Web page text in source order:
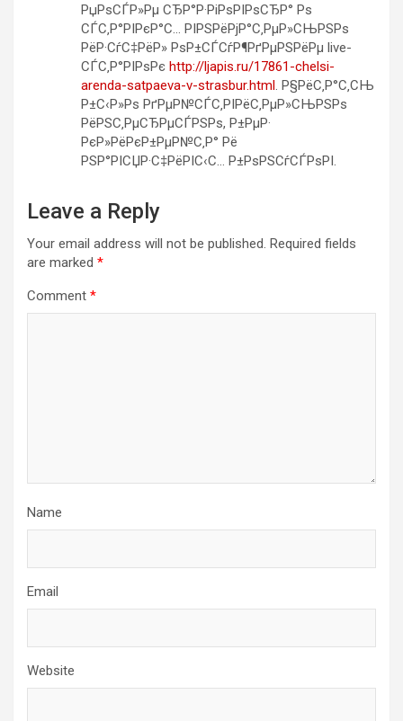
РџРѕСЃР»Рµ СЂР°Р·РіРѕРІРѕСЂР° Рѕ
СЃС‚Р°РІРєР°С… РІРЅРёРјР°С‚РµР»СЊРЅРѕ
РёР·СѓС‡РёР» РѕР±СЃСѓР¶РґРµРЅРёРµ live-
СЃС‚Р°РІРѕРє http://ljapis.ru/17861-chelsi-
arenda-satpaeva-v-strasbur.html. Р§РёС‚Р°С‚СЊ
Р±С‹Р»Рѕ РґРµР№СЃС‚РІРёС‚РµР»СЊРЅРѕ
РёРЅС‚РµСЂРµСЃРЅРѕ, Р±РµР·
РєР»РёРєР±РµР№С‚Р° Рё
РЅР°РІСЏР·С‡РёРІС‹С… Р±РѕРЅСѓСЃРѕРІ.
Leave a Reply
Your email address will not be published. Required fields
are marked *
Comment *
Name
Email
Website